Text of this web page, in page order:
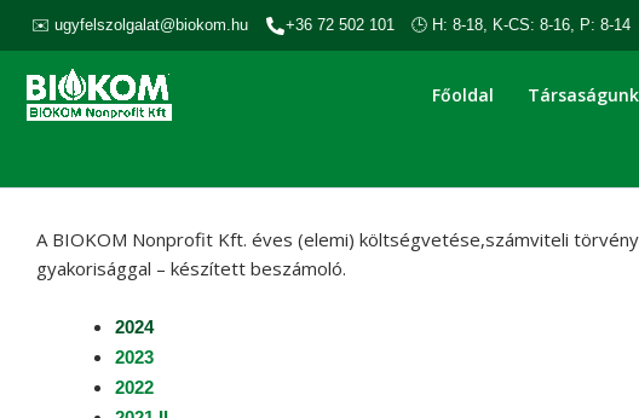
✉️ ugyfelszolgalat@biokom.hu +36 72 502 101 🕒 H: 8-18, K-CS: 8-16, P: 8-14
Főoldal Társaságunk
A BIOKOM Nonprofit Kft. éves (elemi) költségvetése,számviteli
gyakorisággal – készített beszámoló.
2024
2023
2022